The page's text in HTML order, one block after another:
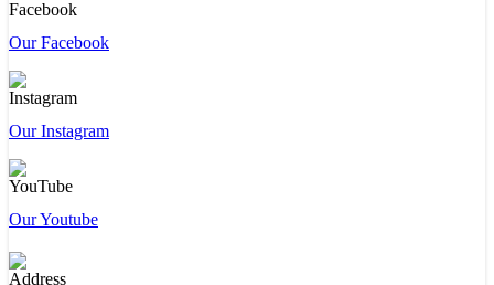
Our Facebook
Our Instagram
Our Youtube